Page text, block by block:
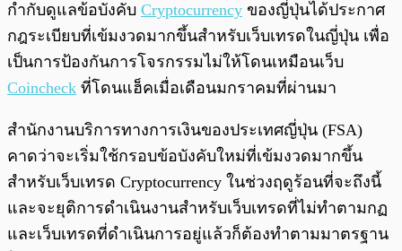
กำกับดูแลข้อบังคับ Cryptocurrency ของญี่ปุ่นได้ประกาศ
กฎระเบียบที่เข้มงวดมากขึ้นสำหรับเว็บเทรดในญี่ปุ่น เพื่อ
เป็นการป้องกันการโจรกรรมไม่ให้โดนเหมือนเว็บ
Coincheck ที่โดนแฮ็คเมื่อเดือนมกราคมที่ผ่านมา
สำนักงานบริการทางการเงินของประเทศญี่ปุ่น (FSA)
คาดว่าจะเริ่มใช้กรอบข้อบังคับใหม่ที่เข้มงวดมากขึ้น
สำหรับเว็บเทรด Cryptocurrency ในช่วงฤดูร้อนที่จะถึงนี้
และจะยุติการดำเนินงานสำหรับเว็บเทรดที่ไม่ทำตามกฏ
และเว็บเทรดที่ดำเนินการอยู่แล้วก็ต้องทำตามมาตรฐาน